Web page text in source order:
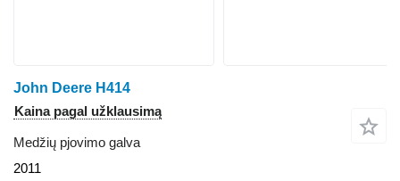
John Deere H414
Kaina pagal užklausimą
Medžių pjovimo galva
2011